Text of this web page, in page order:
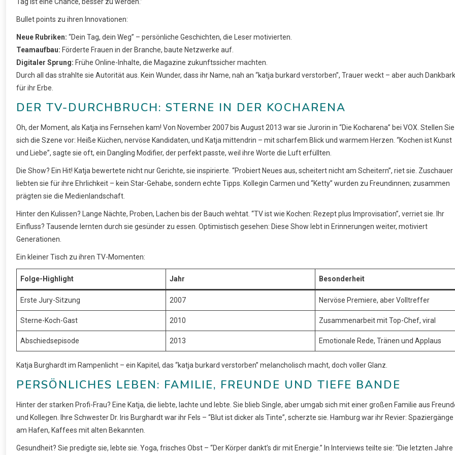
Bullet points zu ihren Innovationen:
Neue Rubriken: “Dein Tag, dein Weg” – persönliche Geschichten, die Leser motivierten.
Teamaufbau: Förderte Frauen in der Branche, baute Netzwerke auf.
Digitaler Sprung: Frühe Online-Inhalte, die Magazine zukunftssicher machten.
Durch all das strahlte sie Autorität aus. Kein Wunder, dass ihr Name, nah an “katja burkard verstorben”, Trauer weckt – aber auch
für ihr Erbe.
DER TV-DURCHBRUCH: STERNE IN DER KOCHARENA
Oh, der Moment, als Katja ins Fernsehen kam! Von November 2007 bis August 2013 war sie Jurorin in “Die Kocharena” bei VOX. Stellen Sie
sich die Szene vor: Heiße Küchen, nervöse Kandidaten, und Katja mittendrin – mit scharfem Blick und warmem Herzen. “Kochen ist Kunst
und Liebe”, sagte sie oft, ein Dangling Modifier, der perfekt passte, weil ihre Worte die Luft erfüllten.
Die Show? Ein Hit! Katja bewertete nicht nur Gerichte, sie inspirierte. “Probiert Neues aus, scheitert nicht am Scheitern”, riet sie. Zuschauer
liebten sie für ihre Ehrlichkeit – kein Star-Gehabe, sondern echte Tipps. Kollegin Carmen und “Ketty” wurden zu Freundinnen; zusammen
prägten sie die Medienlandschaft.
Hinter den Kulissen? Lange Nächte, Proben, Lachen bis der Bauch wehtat. “TV ist wie Kochen: Rezept plus Improvisation”, verriet sie. Ihr
Einfluss? Tausende lernten durch sie gesünder zu essen. Optimistisch gesehen: Diese Show lebt in Erinnerungen weiter, motiviert
Generationen.
Ein kleiner Tisch zu ihren TV-Momenten:
Folge-Highlight Jahr Besonderheit
Erste Jury-Sitzung 2007 Nervöse Premiere, aber Volltreffer
Sterne-Koch-Gast 2010 Zusammenarbeit mit Top-Chef, viral
Abschiedsepisode 2013 Emotionale Rede, Tränen und Applaus
Katja Burghardt im Rampenlicht – ein Kapitel, das “katja burkard verstorben” melancholisch macht, doch voller Glanz.
PERSÖNLICHES LEBEN: FAMILIE, FREUNDE UND TIEFE BANDE
Hinter der starken Profi-Frau? Eine Katja, die liebte, lachte und lebte. Sie blieb Single, aber umgab sich mit einer großen Familie aus
und Kollegen. Ihre Schwester Dr. Iris Burghardt war ihr Fels – “Blut ist dicker als Tinte”, scherzte sie. Hamburg war ihr Revier: Spaziergänge
am Hafen, Kaffees mit alten Bekannten.
Gesundheit? Sie predigte sie, lebte sie. Yoga, frisches Obst – “Der Körper dankt’s dir mit Energie.” In Interviews teilte sie: “Die letzten Jahre